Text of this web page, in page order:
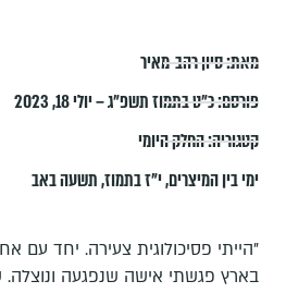
מאת:סיון רהב-מאיר
פורסם:כ״ט בתמוז תשפ״ג – יולי 18, 2023
קטגוריה:החלק היומי
ימי בין המיצרים,י"ז בתמוז,תשעה באב
"הייתי פסיכולוגית צעירה. יחד עם
בארץ פגשתי אישה שנפגעה